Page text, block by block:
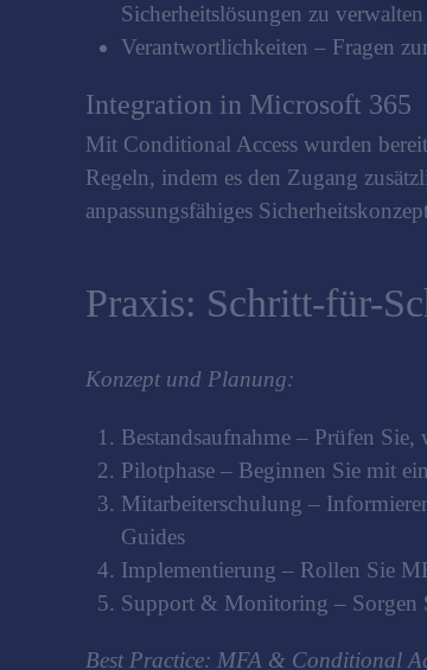
Sicherheitslösungen zu verwalten
Verantwortlichkeiten – Fragen
Integration in Microsoft 365
Mit Conditional Access wurden
Regeln, indem es den Zugang
anpassungsfähiges
Praxis: Schritt-für-
Konzept und Planung:
Bestandsaufnahme – Prüfen
Pilotphase – Beginnen Sie mit
Mitarbeiterschulung –
Guides
Implementierung – Rollen Sie
Support & Monitoring – Sorgen
Best Practice: MFA & Conditional